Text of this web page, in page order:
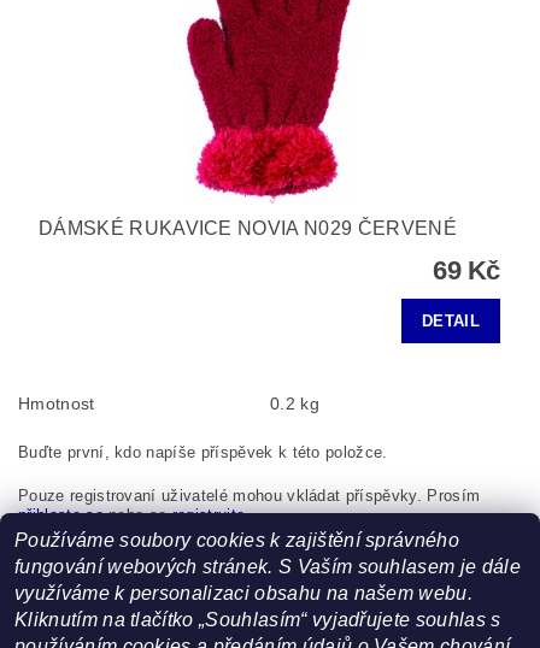
DÁMSKÉ RUKAVICE NOVIA N029 ČERVENÉ
69 Kč
DETAIL
Hmotnost 0.2 kg
Buďte první, kdo napíše příspěvek k této položce.
Pouze registrovaní uživatelé mohou vkládat příspěvky. Prosím
přihlaste senebo seregistrujte.
Boma s.r.o., K Bytovkám 222 Kunice 251 63 Česká republika,
info@boma.cz
Používáme soubory cookies k zajištění správného
fungování webových stránek. S Vaším souhlasem je dále
využíváme k personalizaci obsahu na našem webu.
Kliknutím na tlačítko „Souhlasím“ vyjadřujete souhlas s